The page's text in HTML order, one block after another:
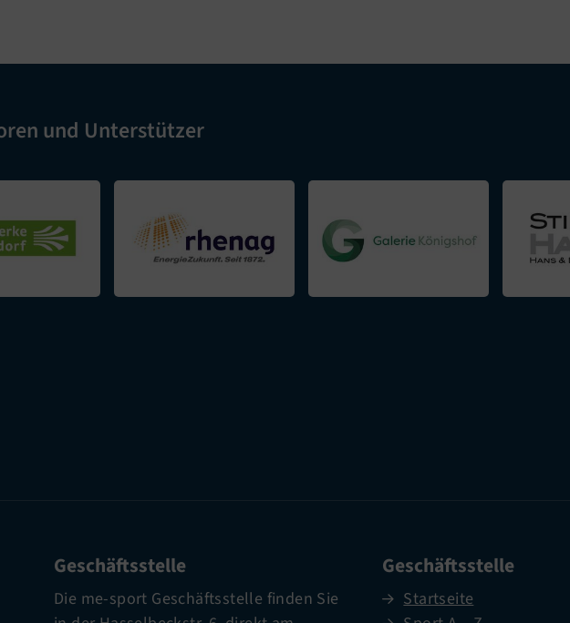
und Unterstützer
Geschäftsstelle
Die me-sport Geschäftsstelle finden Sie
Geschäftsstelle
Startseite